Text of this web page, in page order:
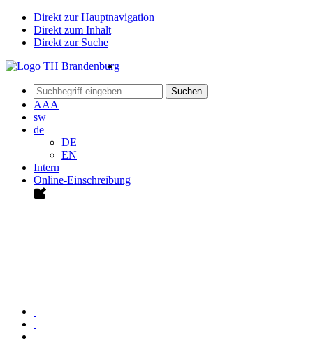
Direkt zur Hauptnavigation
Direkt zum Inhalt
Direkt zur Suche
Suchen
AAA
sw
de
DE
EN
Intern
Online-Einschreibung